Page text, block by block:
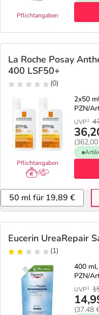
Sport & Fitness
Vitamine &
Marken
Täglich gut versorgt
Refluthin, Lasea &
Pflichtangaben
La Roche Posay
400 LSF50+
(0)
Pflichtangaben
2x50
PZN/
UVP1
50 ml für 19,89 €
Eucerin UreaRepair
(1)
400
PZN/
UVP1
(37,48